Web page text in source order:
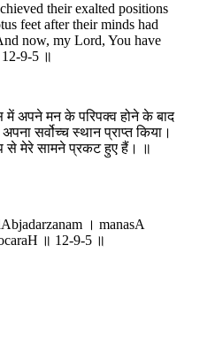
their exalted positions
feet after their minds had
now, my Lord, You have
12-9-5 ॥
में अपने मन के परिपक्व होने के बाद
सर्वोच्च स्थान प्राप्त किया।
से मेरे सामने प्रकट हुए हैं। ॥
। manasA
॥ 12-9-5 ॥